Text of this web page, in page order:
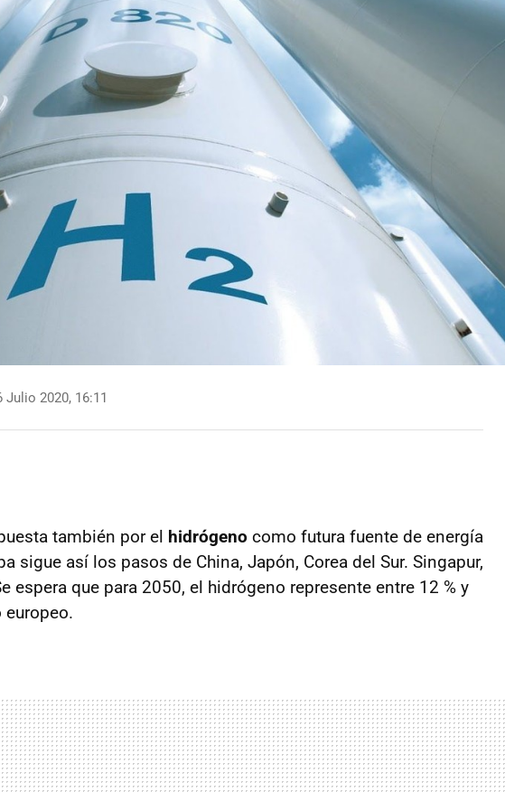
2020, 16:11
también por el hidrógeno como futura fuente de energía
sigue así los pasos de China, Japón, Corea del Sur. Singapur,
espera que para 2050, el hidrógeno represente entre 12 % y
europeo.